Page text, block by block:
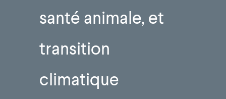
santé animale, et
transition
climatique